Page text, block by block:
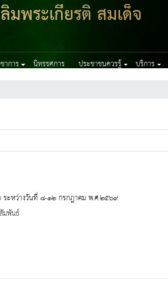
พระเกียรติ สมเด็จ
าการ นิทรรศการ ประชาชนควรรู้ บริการ
ระหว่างวันที่ ๘-๑๒ กรกฎาคม พ.ศ.๒๕๖๙
มพันธ์